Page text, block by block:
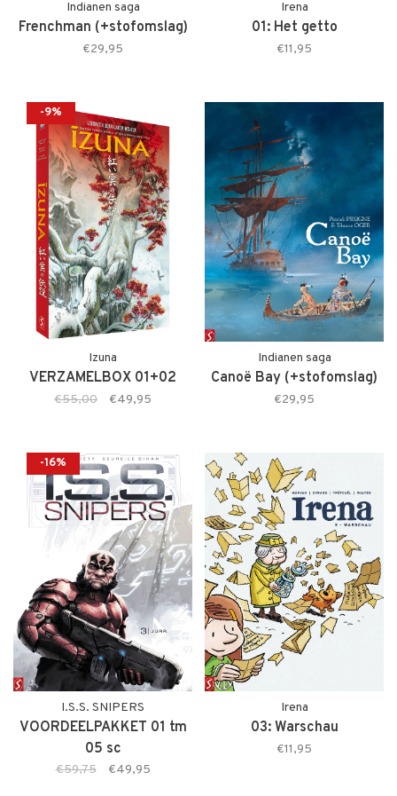
Indianen saga
Frenchman (+stofomslag)
€29,95
Irena
01: Het getto
€11,95
-9%
Izuna
VERZAMELBOX 01+02
€55,00 €49,95
Indianen saga
Canoë Bay (+stofomslag)
€29,95
-16%
I.S.S. SNIPERS
VOORDEELPAKKET 01 tm
05 sc
€59,75 €49,95
Irena
03: Warschau
€11,95